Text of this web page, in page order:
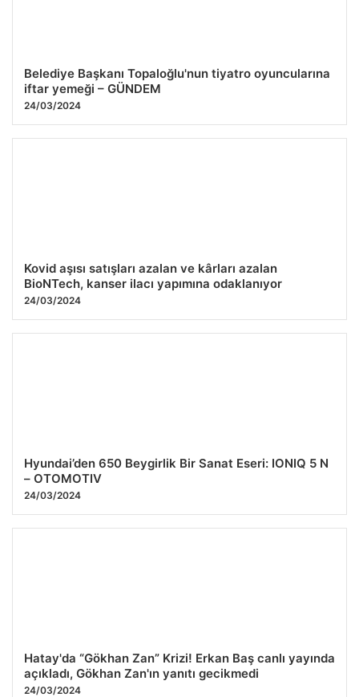
Belediye Başkanı Topaloğlu'nun tiyatro oyuncularına
iftar yemeği – GÜNDEM
24/03/2024
Kovid aşısı satışları azalan ve kârları azalan
BioNTech, kanser ilacı yapımına odaklanıyor
24/03/2024
Hyundai’den 650 Beygirlik Bir Sanat Eseri: IONIQ 5 N
– OTOMOTIV
24/03/2024
Hatay'da “Gökhan Zan” Krizi! Erkan Baş canlı yayında
açıkladı, Gökhan Zan'ın yanıtı gecikmedi
24/03/2024